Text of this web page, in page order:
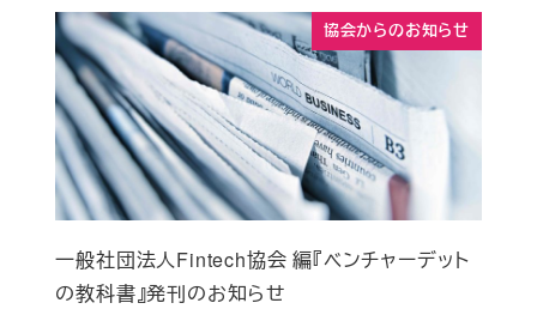
協会からのお知らせ
一般社団法人Fintech協会 編『ベンチャーデット
の教科書』発刊のお知らせ